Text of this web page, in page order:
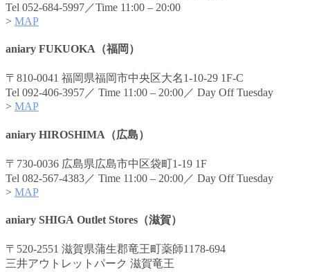
Tel 052-684-5997／Time 11:00 – 20:00
> MAP
aniary FUKUOKA（福岡）
〒810-0041 福岡県福岡市中央区大名1-10-29 1F-C
Tel 092-406-3957／ Time 11:00 – 20:00／ Day Off Tuesday
> MAP
aniary HIROSHIMA（広島）
〒730-0036 広島県広島市中区袋町1-19 1F
Tel 082-567-4383／ Time 11:00 – 20:00／ Day Off Tuesday
> MAP
aniary SHIGA Outlet Stores（滋賀）
〒520-2551 滋賀県蒲生郡竜王町薬師1178-694
三井アウトレットパーク 滋賀竜王